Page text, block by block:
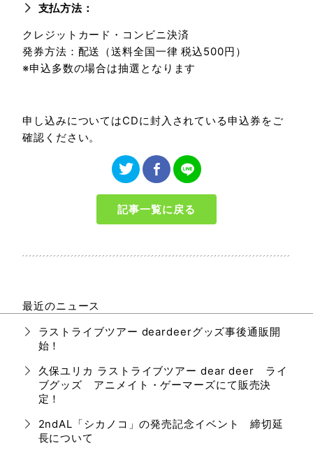
支払方法：
クレジットカード・コンビニ決済
発券方法：配送（送料全国一律 税込500円）
※申込多数の場合は抽選となります
申し込みについてはCDに封入されている申込券をご
確認ください。
記事一覧に戻る
最近のニュース
ラストライブツアー deardeerグッズ事後通販開
始！
久保ユリカ ラストライブツアー dear deer ライ
ブグッズ アニメイト・ゲーマーズにて販売決
定！
2ndAL「シカノコ」の発売記念イベント 締切延
長について